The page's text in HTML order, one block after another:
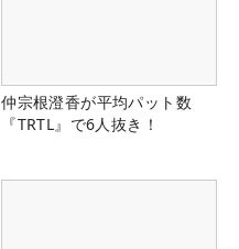
仲宗根澄香が平均パット数
『TRTL』で6人抜き！